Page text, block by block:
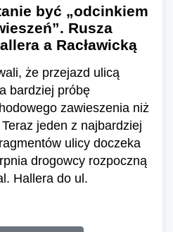
być „odcinkiem
Rusza
a Racławicką
że przejazd ulicą
bardziej próbę
zawieszenia niż
jeden z najbardziej
ulicy doczeka
drogowcy rozpoczną
Hallera do ul.